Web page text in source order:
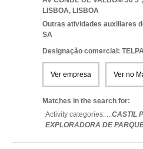
LISBOA, LISBOA
Outras atividades auxiliares
SA
Designação comercial:
Ver empresa Ver no
Matches in the search for:
Activity categories: ...CASTIL
EXPLORADORA DE